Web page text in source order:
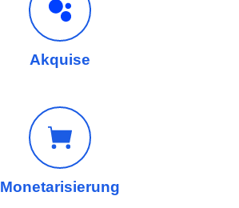
Akquise
Monetarisierung